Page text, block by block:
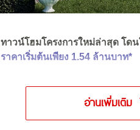
ทาวน์โฮมโครงการใหม่ล่าสุด โด
ราคาเริ่มต้นเพียง 1.54 ล้านบาท*
อ่านเพิ่มเติม